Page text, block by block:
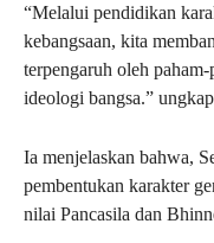
“Melalui pendidikan
kebangsaan, kita
terpengaruh oleh
ideologi bangsa.”
Ia menjelaskan bahwa,
pembentukan karakter
nilai Pancasila dan